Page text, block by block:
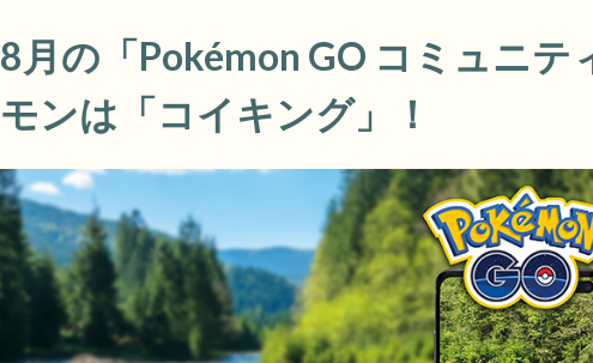
8月の「Pokémon GO コミュニ
モンは「コイキング」！